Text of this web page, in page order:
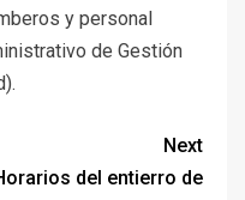
y personal
de Gestión
Next
del entierro de